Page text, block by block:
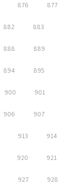
876 877
882 883
888 889
894 895
900 901
906 907
913 914
920 921
927 928